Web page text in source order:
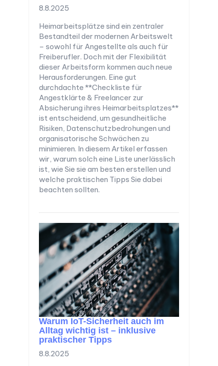
8.8.2025
Heimarbeitsplätze sind ein zentraler
Bestandteil der modernen Arbeitswelt
– sowohl für Angestellte als auch für
Freiberufler. Doch mit der Flexibilität
dieser Arbeitsform kommen auch neue
Herausforderungen. Eine gut
durchdachte **Checkliste für
Angestklärte & Freelancer zur
Absicherung ihres Heimarbeitsplatzes**
ist entscheidend, um gesundheitliche
Risiken, Datenschutzbedrohungen und
organisatorische Schwächen zu
minimieren. In diesem Artikel erfassen
wir, warum solch eine Liste unerlässlich
ist, wie Sie sie am besten erstellen und
welche praktischen Tipps Sie dabei
beachten sollten.
Warum IoT-Sicherheit auch im
Alltag wichtig ist – inklusive
praktischer Tipps
8.8.2025